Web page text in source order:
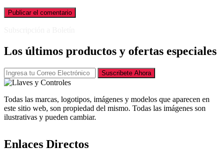
Los últimos productos y ofertas especiales
Suscribete Ahora
Todas las marcas, logotipos, imágenes y modelos que aparecen en
este sitio web, son propiedad del mismo. Todas las imágenes son
ilustrativas y pueden cambiar.
Enlaces Directos